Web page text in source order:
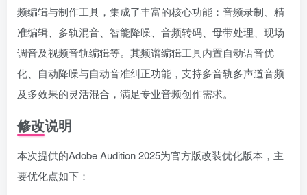
频编辑与制作工具，集成了丰富的核心功能：音频录制、精
准编辑、多轨混音、智能降噪、音频转码、母带处理、现场
调音及视频音轨编辑等。其频谱编辑工具内置自动语音优
化、自动降噪与自动音准纠正功能，支持多音轨多声道音频
及多效果的灵活混合，满足专业音频创作需求。
修改说明
本次提供的Adobe Audition 2025为官方版改装优化版本，主
要优化点如下：